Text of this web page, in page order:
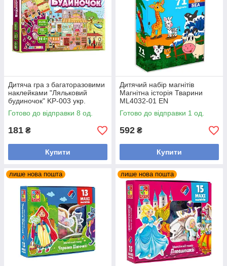
Дитяча гра з багаторазовими
наклейками "Ляльковий
будиночок" KP-003 укр.
мовою
Готово до відправки 8 од.
181 ₴
Купити
Дитячий набір магнітів
Магнітна історія Тварини
ML4032-01 EN
Готово до відправки 1 од.
592 ₴
Купити
лише нова пошта лише нова пошта